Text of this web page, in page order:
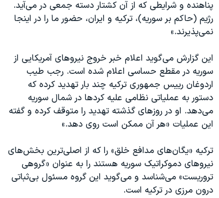
پناهنده و شرایطی که از آن کشتار دسته جمعی در می‌آید.
رژیم (حاکم بر سوریه)، ترکیه و ایران، حضور ما را در اینجا
نمی‌پذیرند.»
این گزارش می‌گوید اعلام خبر خروج نیروهای آمریکایی از
سوریه در مقطع حساسی اعلام شده است. رجب طیب
اردوغان رییس جمهوری ترکیه چند بار تهدید کرده که
دستور به عملیاتی نظامی علیه کردها در شمال سوریه
می‌دهد. او در روزهای گذشته تهدید را متوقف کرده و گفته
این عملیات «هر آن ممکن است روی دهد.»
ترکیه «یگان‌های مدافع خلق» را که از اصلی‌ترین بخش‌های
نیروهای دموکراتیک سوریه هستند را به عنوان «گروهی
تروریست» می‌شناسد و می‌گوید این گروه مسئول بی‌ثباتی
درون مرزی در ترکیه است.